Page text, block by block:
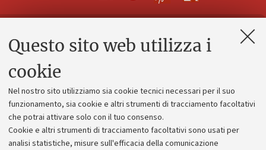
Questo sito web utilizza i
cookie
Nel nostro sito utilizziamo sia cookie tecnici necessari per il suo
funzionamento, sia cookie e altri strumenti di tracciamento facoltativi
che potrai attivare solo con il tuo consenso.
Cookie e altri strumenti di tracciamento facoltativi sono usati per
analisi statistiche, misure sull'efficacia della comunicazione
Contatti e PEC
Alumni community
Piano strategico
Bilanci